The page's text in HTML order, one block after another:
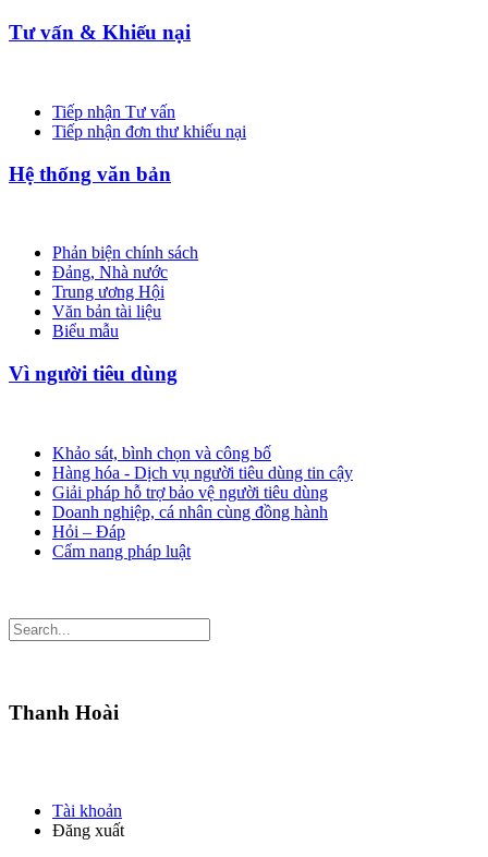
Tư vấn & Khiếu nại
Tiếp nhận Tư vấn
Tiếp nhận đơn thư khiếu nại
Hệ thống văn bản
Phản biện chính sách
Đảng, Nhà nước
Trung ương Hội
Văn bản tài liệu
Biểu mẫu
Vì người tiêu dùng
Khảo sát, bình chọn và công bố
Hàng hóa - Dịch vụ người tiêu dùng tin cậy
Giải pháp hỗ trợ bảo vệ người tiêu dùng
Doanh nghiệp, cá nhân cùng đồng hành
Hỏi – Đáp
Cẩm nang pháp luật
Thanh Hoài
Tài khoản
Đăng xuất